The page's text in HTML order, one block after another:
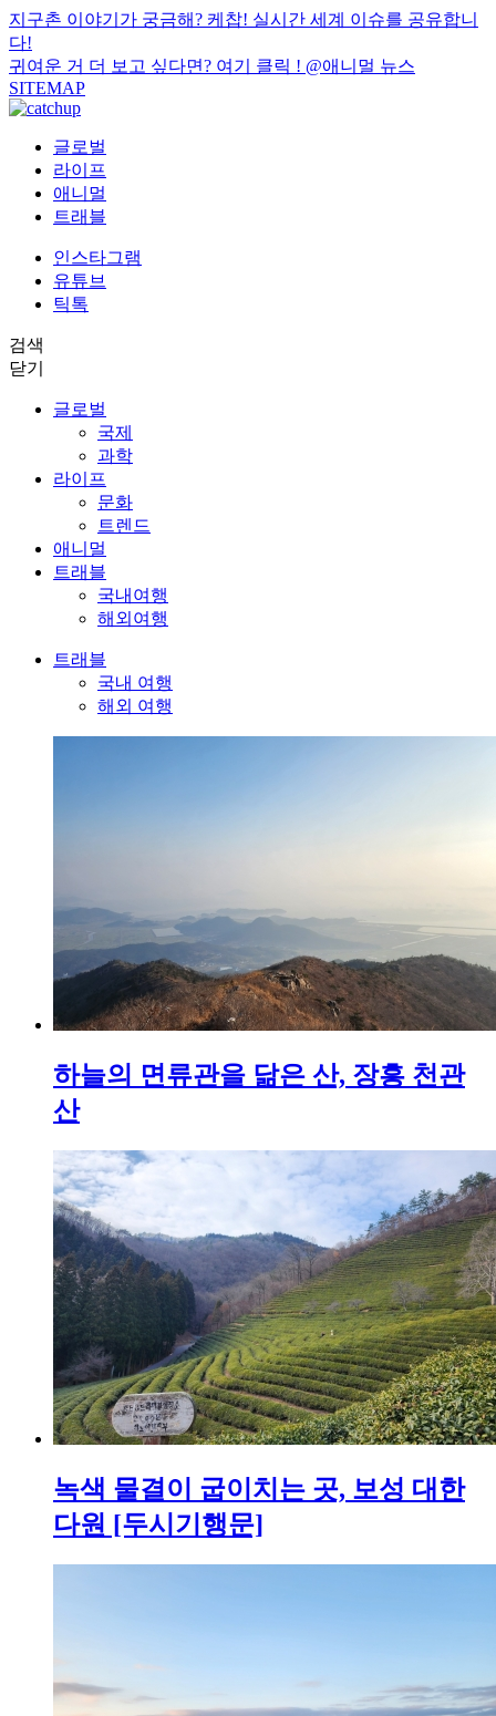
지구촌 이야기가 궁금해? 케찹! 실시간 세계 이슈를 공유합니
다!
귀여운 거 더 보고 싶다면? 여기 클릭 ! @애니멀 뉴스
SITEMAP
글로벌
라이프
애니멀
트래블
인스타그램
유튜브
틱톡
검색
닫기
글로벌
국제
과학
라이프
문화
트렌드
애니멀
트래블
국내여행
해외여행
트래블
국내 여행
해외 여행
하늘의 면류관을 닮은 산, 장흥 천관
산
녹색 물결이 굽이치는 곳, 보성 대한
다원 [두시기행문]